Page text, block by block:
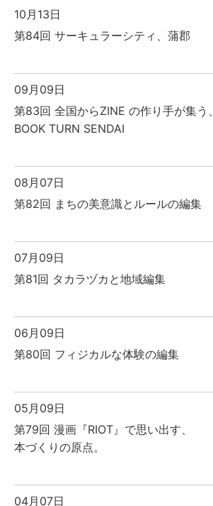
10月13日
第84回 サーキュラーシティ、蒲郡
09月09日
第83回 全国からZINE の作り手が集う、
BOOK TURN SENDAI
08月07日
第82回 まちの美意識とルールの編集
07月09日
第81回 タカラヅカと地域編集
06月09日
第80回 フィジカルな体験の編集
05月09日
第79回 漫画『RIOT』で思い出す、
本づくりの原点。
04月07日